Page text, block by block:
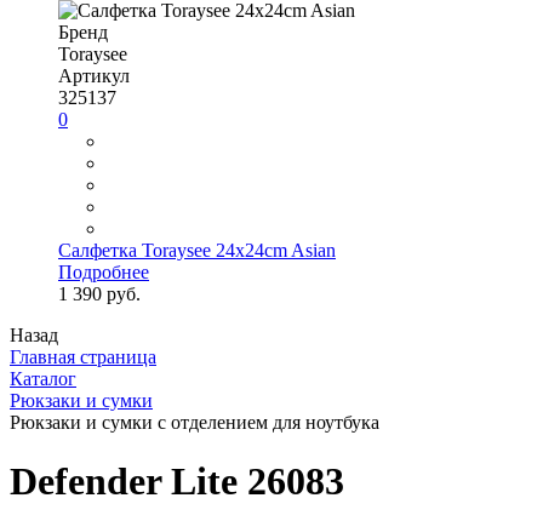
Бренд
Toraysee
Артикул
325137
0
Салфетка Toraysee 24x24cm Asian
Подробнее
1 390 руб.
Назад
Главная страница
Каталог
Рюкзаки и сумки
Рюкзаки и сумки с отделением для ноутбука
Defender Lite 26083